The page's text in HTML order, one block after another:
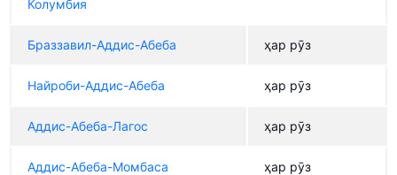
Колумбия
Браззавил-Аддис-Абеба ҳар рӯз
Найроби-Аддис-Абеба ҳар рӯз
Аддис-Абеба-Лагос ҳар рӯз
Аддис-Абеба-Момбаса ҳар рӯз